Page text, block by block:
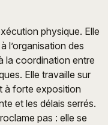
physique. Elle
l’organisation des
la coordination entre
Elle travaille sur
à forte exposition
et les délais serrés.
pas : elle se